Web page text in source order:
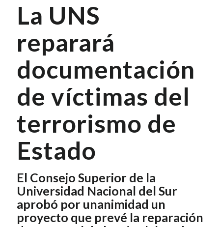
La UNS
reparará
documentación
de víctimas del
terrorismo de
Estado
El Consejo Superior de la
Universidad Nacional del Sur
aprobó por unanimidad un
proyecto que prevé la reparación